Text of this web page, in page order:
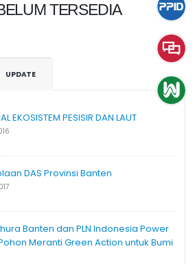
TERSEDIA
UPDATE
EKOSISTEM PESISIR DAN LAUT
DAS Provinsi Banten
Banten dan PLN Indonesia Power
Meranti Green Action untuk Bumi